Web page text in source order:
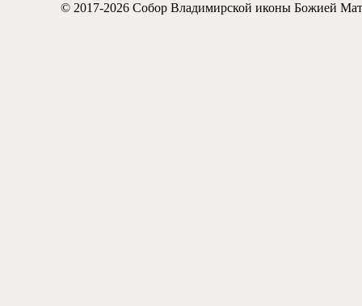
© 2017-2026 Собор Владимирской иконы Божией